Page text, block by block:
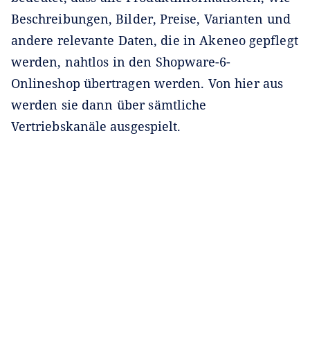
Beschreibungen, Bilder, Preise, Varianten und
andere relevante Daten, die in Akeneo gepflegt
werden, nahtlos in den Shopware-6-
Onlineshop übertragen werden. Von hier aus
werden sie dann über sämtliche
Vertriebskanäle ausgespielt.